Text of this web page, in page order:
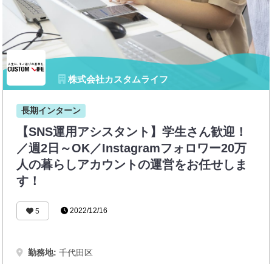
株式会社カスタムライフ
長期インターン
【SNS運用アシスタント】学生さん歓迎！
／週2日～OK／Instagramフォロワー20万
人の暮らしアカウントの運営をお任せしま
す！
5 2022/12/16
勤務地: 千代田区